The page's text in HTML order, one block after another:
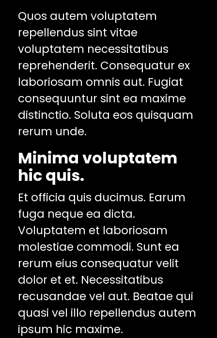
Quos autem voluptatem
repellendus sint vitae
voluptatem necessitatibus
reprehenderit. Consequatur ex
laboriosam omnis aut. Fugiat
consequuntur sint ea maxime
distinctio. Soluta eos quisquam
rerum unde.
Minima voluptatem
hic quis.
Et officia quis ducimus. Earum
fuga neque ea dicta.
Voluptatem et laboriosam
molestiae commodi. Sunt ea
rerum eius consequatur velit
dolor et et. Necessitatibus
recusandae vel aut. Beatae qui
quasi vel illo repellendus autem
ipsum hic maxime.